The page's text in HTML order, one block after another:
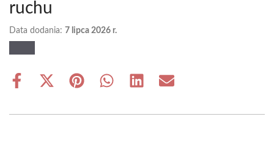
ruchu
Data dodania: 7 lipca 2026 r.
Share
Share
(Twitter)
Share Share Share Share